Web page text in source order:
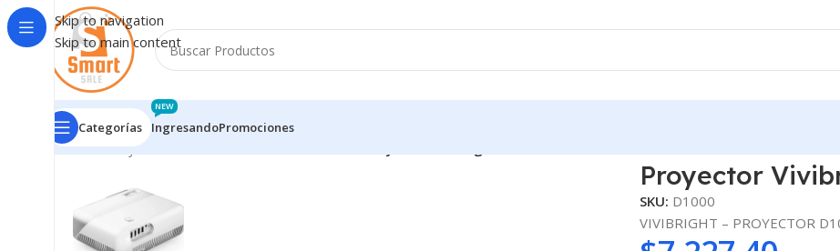
Skip to navigation
Skip to main content
Categorías Ingresando
NEW
Promociones
Inicio/Proyectores - Pantallas
Proyector
SKU: D1000
VIVIBRIGHT – PROYECTOR